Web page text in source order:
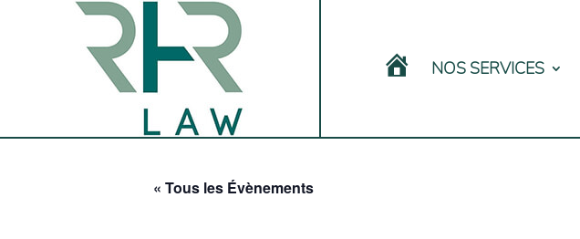
ACCUEILNOS SERVICES
« Tous les Évènements